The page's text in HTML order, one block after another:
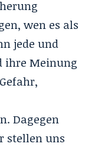
wen es als
jede und
ihre Meinung
Dagegen
stellen uns